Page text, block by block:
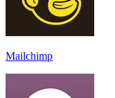
Mailchimp